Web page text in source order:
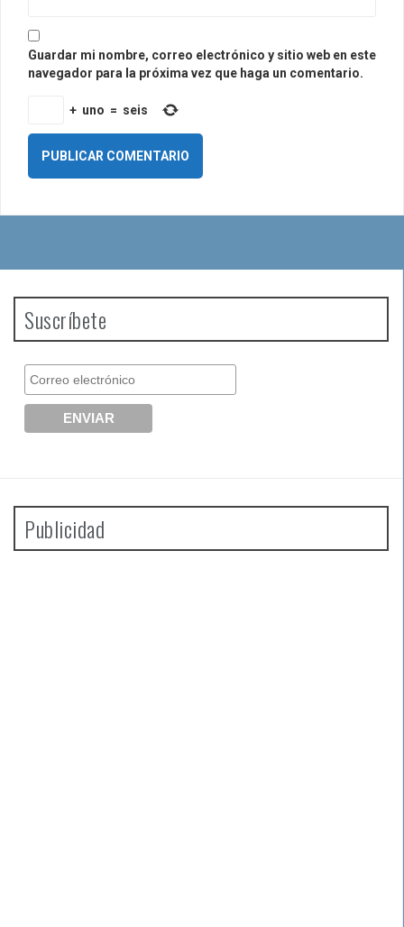
Guardar mi nombre, correo electrónico y sitio web en este
navegador para la próxima vez que haga un comentario.
+ uno = seis
Suscríbete
Publicidad